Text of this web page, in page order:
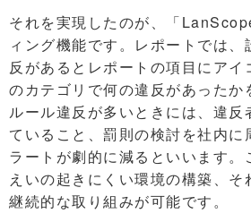
それを実現したのが、「
ィング機能です。レポートでは、
反があるとレポートの項目にア
のカテゴリで何の違反があったか
ルール違反が多いときには、違反
ていること、罰則の検討を社内に
ラートが劇的に減るといいます。
えいの起きにくい環境の構築、
継続的な取り組みが可能です。